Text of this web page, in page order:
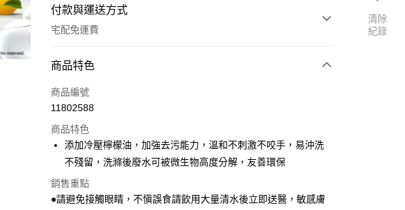
付款與運送方式
宅配免運費
付款方式
全家線上支付
運送方式
本島宅配-活動商品
免運費
離島宅配-常溫商品
商品特色
商品編號
11802588
商品特色
添加冷壓檸檬油，加強去污能力，溫和不刺激不咬手，易沖洗
不殘留，洗滌後廢水可被微生物高度分解，友善環保
銷售重點
●請避免接觸眼睛，不愼誤食請飲用大量清水後立即送醫，敏感膚
清除
紀錄